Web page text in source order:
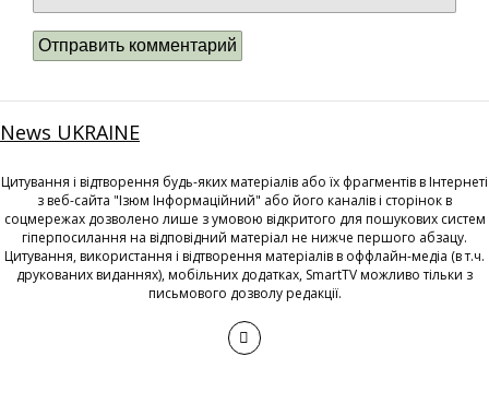
News UKRAINE
Цитування і відтворення будь-яких матеріалів або їх фрагментів в Інтернеті
з веб-сайта "Ізюм Інформаційний" або його каналів і сторінок в
соцмережах дозволено лише з умовою відкритого для пошукових систем
гіперпосилання на відповідний матеріал не нижче першого абзацу.
Цитування, використання і відтворення матеріалів в оффлайн-медіа (в т.ч.
друкованих виданнях), мобільних додатках, SmartTV можливо тільки з
письмового дозволу редакції.